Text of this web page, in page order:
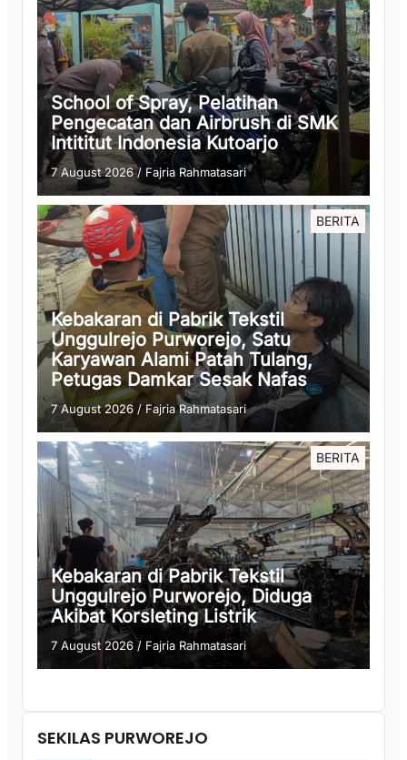
School of Spray, Pelatihan
Pengecatan dan Airbrush di SMK
Intititut Indonesia Kutoarjo
7 August 2026/ Fajria Rahmatasari
BERITA
Kebakaran di Pabrik Tekstil
Unggulrejo Purworejo, Satu
Karyawan Alami Patah Tulang,
Petugas Damkar Sesak Nafas
7 August 2026 /Fajria Rahmatasari
BERITA
Kebakaran di Pabrik Tekstil
Unggulrejo Purworejo, Diduga
Akibat Korsleting Listrik
7 August 2026/ Fajria Rahmatasari
SEKILAS PURWOREJO